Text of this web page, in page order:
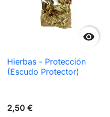

Hierbas - Protección
(Escudo Protector)
2,50 €